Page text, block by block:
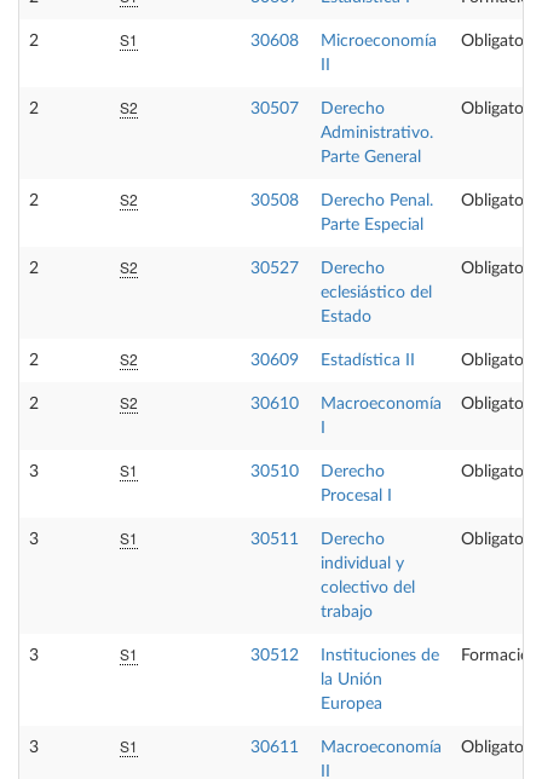
2 S1 30608
Microeconomía
Obligatoria
2 S2 30507
Derecho
Administrativo.
Parte General
Obligatoria
2 S2 30508
Derecho Penal.
Parte Especial
Obligatoria
2 S2 30527
Derecho
eclesiástico del
Estado
Obligatoria
2 S2 30609 Estadística II Obligatoria
2 S2 30610
Macroeconomía
Obligatoria
3 S1 30510
Derecho
Procesal I
Obligatoria
3 S1 30511
Derecho
individual y
colectivo del
trabajo
Obligatoria
3 S1 30512
Instituciones de
la Unión
Europea
3 S1 30611
Macroeconomía
Obligatoria